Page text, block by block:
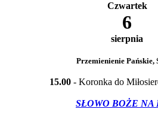
Czwartek
6
sierpnia
Przemienienie Pańskie,
15.00 - Koronka do
SŁOWO BOŻE NA